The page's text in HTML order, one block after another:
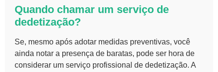
Quando chamar um serviço de
dedetização?
Se, mesmo após adotar medidas preventivas, você
ainda notar a presença de baratas, pode ser hora de
considerar um serviço profissional de dedetização. A